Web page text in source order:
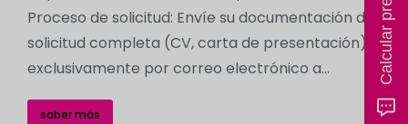
Proceso de solicitud: Envíe su documentación de
solicitud completa (CV, carta de presentación)
exclusivamente por correo electrónico a...
saber más